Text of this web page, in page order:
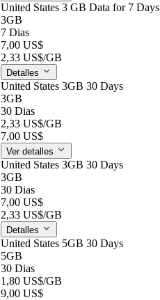
United States 3 GB Data for 7 Days
3GB
7 Dias
7,00 US$
2,33 US$/GB
Detalles
United States 3GB 30 Days
3GB
30 Dias
2,33 US$/GB
7,00 US$
Ver detalles
United States 3GB 30 Days
3GB
30 Dias
7,00 US$
2,33 US$/GB
Detalles
United States 5GB 30 Days
5GB
30 Dias
1,80 US$/GB
9,00 US$